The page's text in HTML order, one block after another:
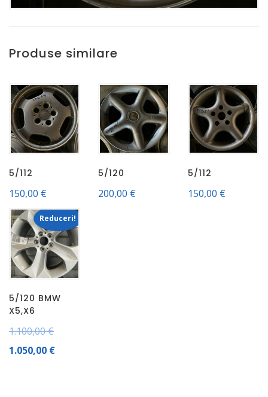
Produse similare
5/112
150,00 €
5/120
200,00 €
5/112
150,00 €
Reduceri!
5/120 BMW
X5,X6
1.100,00€
1.050,00 €